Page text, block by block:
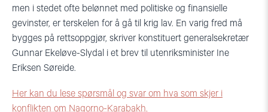
men i stedet ofte belønnet med politiske og finansielle
gevinster, er terskelen for å gå til krig lav. En varig fred må
bygges på rettsoppgjør, skriver konstituert generalsekretær
Gunnar Ekeløve-Slydal i et brev til utenriksminister Ine
Eriksen Søreide.
Her kan du lese spørsmål og svar om hva som skjer i
konflikten om Nagorno-Karabakh.